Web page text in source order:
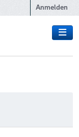
Anmelden